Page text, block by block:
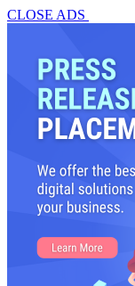
CLOSE ADS